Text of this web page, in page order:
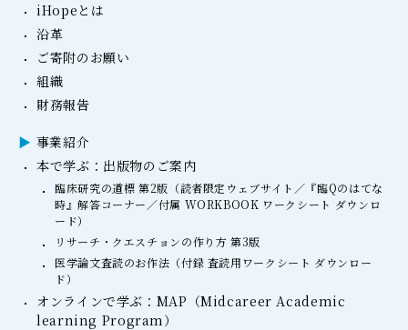
iHopeとは
沿革
ご寄附のお願い
組織
財務報告
事業紹介
本で学ぶ：出版物のご案内
臨床研究の道標 第2版（読者限定ウェブサイト／『臨Qのはてな
時』解答コーナー／付属 WORKBOOK ワークシート ダウンロ
ード）
リサーチ・クエスチョンの作り方 第3版
医学論文査読のお作法（付録 査読用ワークシート ダウンロー
ド）
オンラインで学ぶ：MAP（Midcareer Academic
learning Program）